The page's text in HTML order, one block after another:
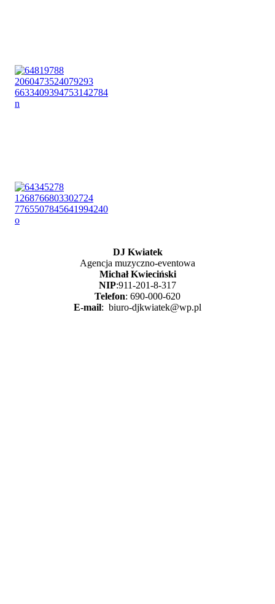
DJ Kwiatek
Agencja muzyczno-eventowa
Michał Kwieciński
NIP:911-201-8-317
Telefon: 690-000-620
E-mail: biuro-djkwiatek@wp.pl